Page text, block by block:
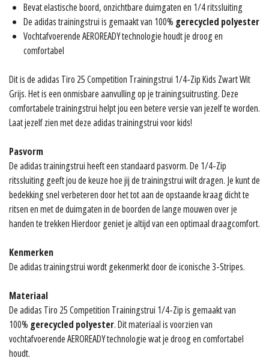
Bevat elastische boord, onzichtbare duimgaten en 1/4 ritssluiting
De adidas trainingstrui is gemaakt van 100% gerecycled polyester
Vochtafvoerende AEROREADY technologie houdt je droog en
comfortabel
Dit is de adidas Tiro 25 Competition Trainingstrui 1/4-Zip Kids Zwart Wit
Grijs. Het is een onmisbare aanvulling op je trainingsuitrusting. Deze
comfortabele trainingstrui helpt jou een betere versie van jezelf te worden.
Laat jezelf zien met deze adidas trainingstrui voor kids!
Pasvorm
De adidas trainingstrui heeft een standaard pasvorm. De 1/4-Zip
ritssluiting geeft jou de keuze hoe jij de trainingstrui wilt dragen. Je kunt de
bedekking snel verbeteren door het tot aan de opstaande kraag dicht te
ritsen en met de duimgaten in de boorden de lange mouwen over je
handen te trekken Hierdoor geniet je altijd van een optimaal draagcomfort.
Kenmerken
De adidas trainingstrui wordt gekenmerkt door de iconische 3-Stripes.
Materiaal
De adidas Tiro 25 Competition Trainingstrui 1/4-Zip is gemaakt van
100% gerecycled polyester. Dit materiaal is voorzien van
vochtafvoerende AEROREADY technologie wat je droog en comfortabel
houdt.